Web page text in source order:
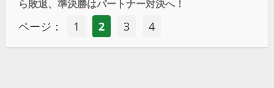
ら敗退、準決勝はパートナー対決へ！
ページ： 1 2 3 4